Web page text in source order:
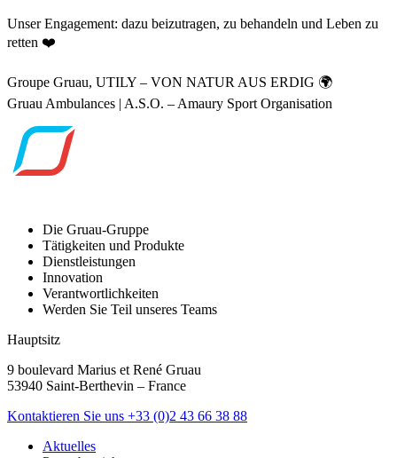
Unser Engagement: dazu beizutragen, zu behandeln und Leben zu
retten ❤️
Groupe Gruau, UTILY – VON NATUR AUS ERDIG 🌍
Gruau Ambulances | A.S.O. – Amaury Sport Organisation
Die Gruau-Gruppe
Tätigkeiten und Produkte
Dienstleistungen
Innovation
Verantwortlichkeiten
Werden Sie Teil unseres Teams
Hauptsitz
9 boulevard Marius et René Gruau
53940 Saint-Berthevin – France
Kontaktieren Sie uns +33 (0)2 43 66 38 88
Aktuelles